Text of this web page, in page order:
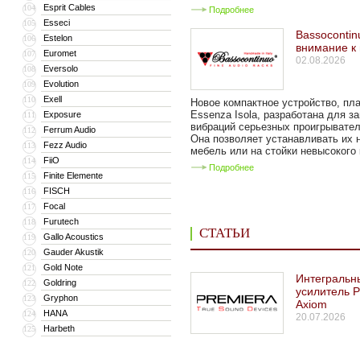
104 Esprit Cables
105 Esseci
106 Estelon
107 Euromet
108 Eversolo
109 Evolution
110 Exell
111 Exposure
112 Ferrum Audio
113 Fezz Audio
114 FiiO
115 Finite Elemente
116 FISCH
117 Focal
118 Furutech
119 Gallo Acoustics
120 Gauder Akustik
121 Gold Note
122 Goldring
123 Gryphon
124 HANA
125 Harbeth
Подробнее
внимание к
02.08.2026
Новое компактное устройство,
Essenza Isola, разработана для
вибраций серьезных
Она позволяет устанавливать их
мебель или на стойки невысокого
Подробнее
СТАТЬИ
усилитель
Axiom
20.07.2026